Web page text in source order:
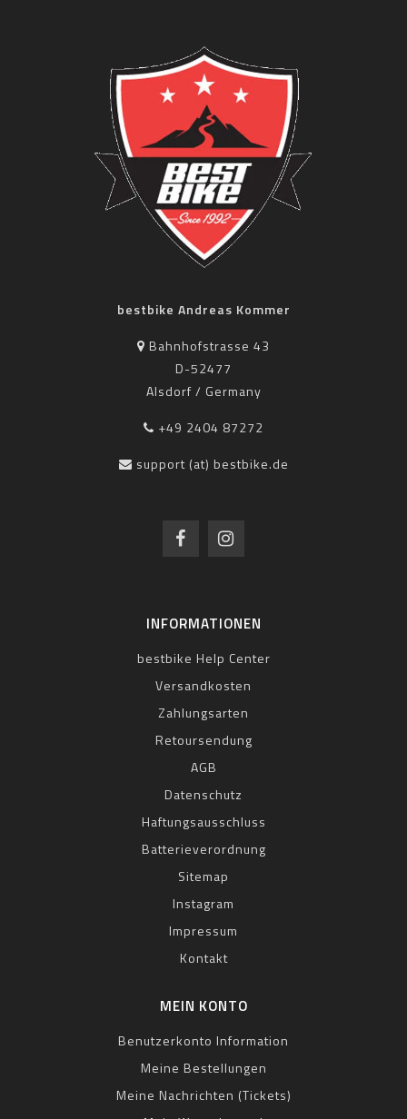
bestbike Andreas Kommer
Bahnhofstrasse 43
D-52477
Alsdorf / Germany
+49 2404 87272
support (at) bestbike.de
INFORMATIONEN
bestbike Help Center
Versandkosten
Zahlungsarten
Retoursendung
AGB
Datenschutz
Haftungsausschluss
Batterieverordnung
Sitemap
Instagram
Impressum
Kontakt
MEIN KONTO
Benutzerkonto Information
Meine Bestellungen
Meine Nachrichten (Tickets)